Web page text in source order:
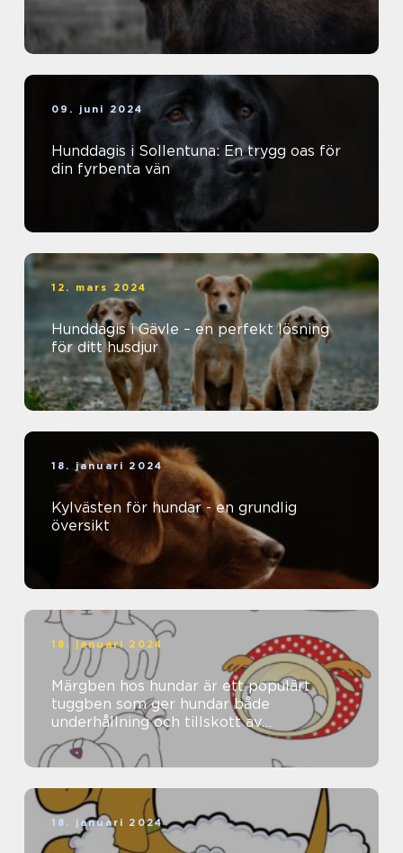
09. juni 2024
Hunddagis i Sollentuna: En trygg oas för
din fyrbenta vän
12. mars 2024
Hunddagis i Gävle – en perfekt lösning
för ditt husdjur
18. januari 2024
Kylvästen för hundar - en grundlig
översikt
18. januari 2024
Märgben hos hundar är ett populärt
tuggben som ger hundar både
underhållning och tillskott av
näringsämnen
18. januari 2024